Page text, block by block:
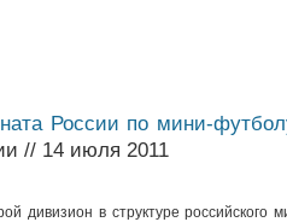
России по мини-
// 14 июля 2011
дивизион в структуре российского